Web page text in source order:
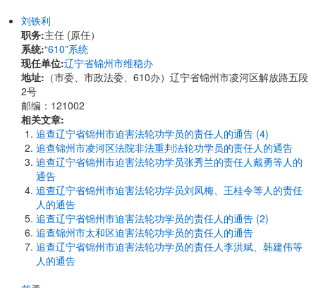
刘铁利
职务:主任 (原任）
系统:“610”系统
现任单位:辽宁省锦州市维稳办
地址: （市委、市政法委、610办）辽宁省锦州市凌河区解放路五段
2号
邮编：121002
相关文章:
追查辽宁省锦州市迫害法轮功学员的责任人的通告 (4)
追查锦州市凌河区法院非法重判法轮功学员的责任人的通告
追查辽宁省锦州市迫害法轮功学员张秀兰的责任人戴勇等人的
通告
追查辽宁省锦州市迫害法轮功学员刘凤梅、王桂令等人的责任
人的通告
追查辽宁省锦州市迫害法轮功学员的责任人的通告 (2)
追查锦州市太和区迫害法轮功学员的责任人的通告
追查辽宁省锦州市迫害法轮功学员的责任人李洪斌、韩建伟等
人的通告